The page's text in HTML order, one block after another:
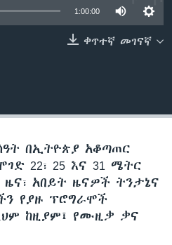
1:00:00
ቀጥተኛ መገናኛ
በኢትዮጵያ አቆጣጠር
22፣ 25 እና 31 ሜትር
አበይት ዜናዎች ትንታኔና
የያዙ ፕሮግራሞች
ከዚያም፤ የሙዚቃ ቃና